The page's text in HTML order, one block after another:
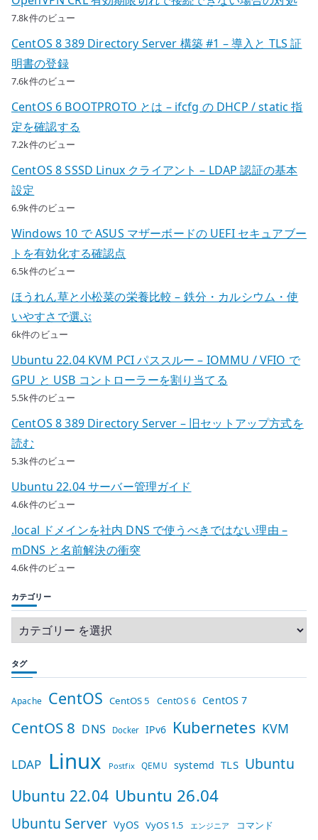
7.8k件のビュー
CentOS 8 389 Directory Server 構築 #1 – 導入と TLS 証
明書の登録
7.6k件のビュー
CentOS 6 BOOTPROTO とは – ifcfg の DHCP / static 指
定を確認する
7.2k件のビュー
CentOS 8 SSSD Linux クライアント – LDAP 認証の基本
設定
6.9k件のビュー
Windows 10 で ASUS マザーボードの UEFI セキュアブー
トを有効化する確認点
6.5k件のビュー
ほうれん草と小松菜の栄養比較 – 鉄分・カルシウム・使
いやすさで選ぶ
6k件のビュー
Ubuntu 22.04 KVM PCI パススルー – IOMMU / VFIO で
GPU と USB コントローラーを割り当てる
5.5k件のビュー
CentOS 8 389 Directory Server – 旧セットアップ方式を
読む
5.3k件のビュー
Ubuntu 22.04 サーバー管理ガイド
4.6k件のビュー
.local ドメインを社内 DNS で使うべきではない理由 –
mDNS と名前解決の衝突
4.6k件のビュー
カテゴリー
タグ
Apache CentOS CentOS 5 CentOS 6 CentOS 7
CentOS 8 DNS Docker IPv6 Kubernetes KVM
LDAP Linux Postfix QEMU systemd TLS Ubuntu
Ubuntu 22.04 Ubuntu 26.04
Ubuntu Server VyOS VyOS 1.5 エンジニア コマンド